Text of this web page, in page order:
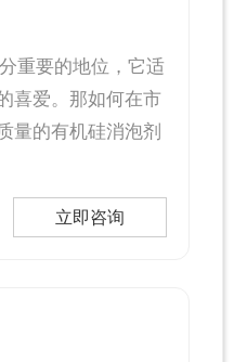
重要的地位，它适
喜爱。那如何在市
量的有机硅消泡剂
立即咨询